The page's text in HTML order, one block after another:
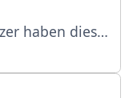
insbesondere wenn Sie zur Zahlung von Geld aufgefordert werden.